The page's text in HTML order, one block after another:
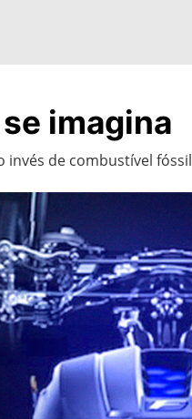
imagina
de combustível fóssil